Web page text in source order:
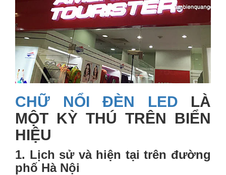
CHỮ NỔI ĐÈN LED LÀ
MỘT KỲ THÚ TRÊN BIỂN
HIỆU
1. Lịch sử và hiện tại trên đường
phố Hà Nội